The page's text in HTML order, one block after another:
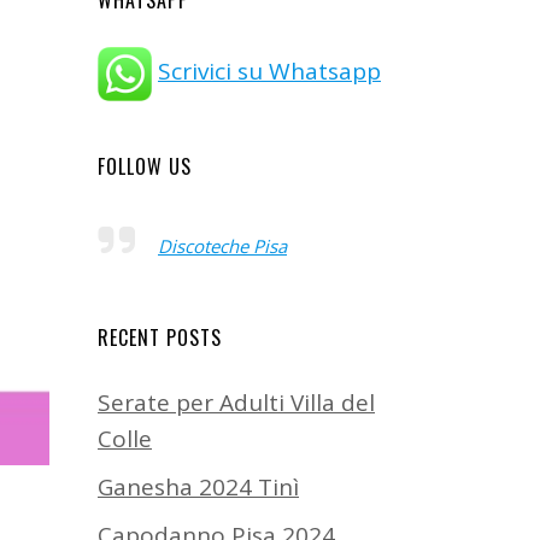
Scrivici su Whatsapp
FOLLOW US
Discoteche Pisa
RECENT POSTS
Serate per Adulti Villa del
Colle
Ganesha 2024 Tinì